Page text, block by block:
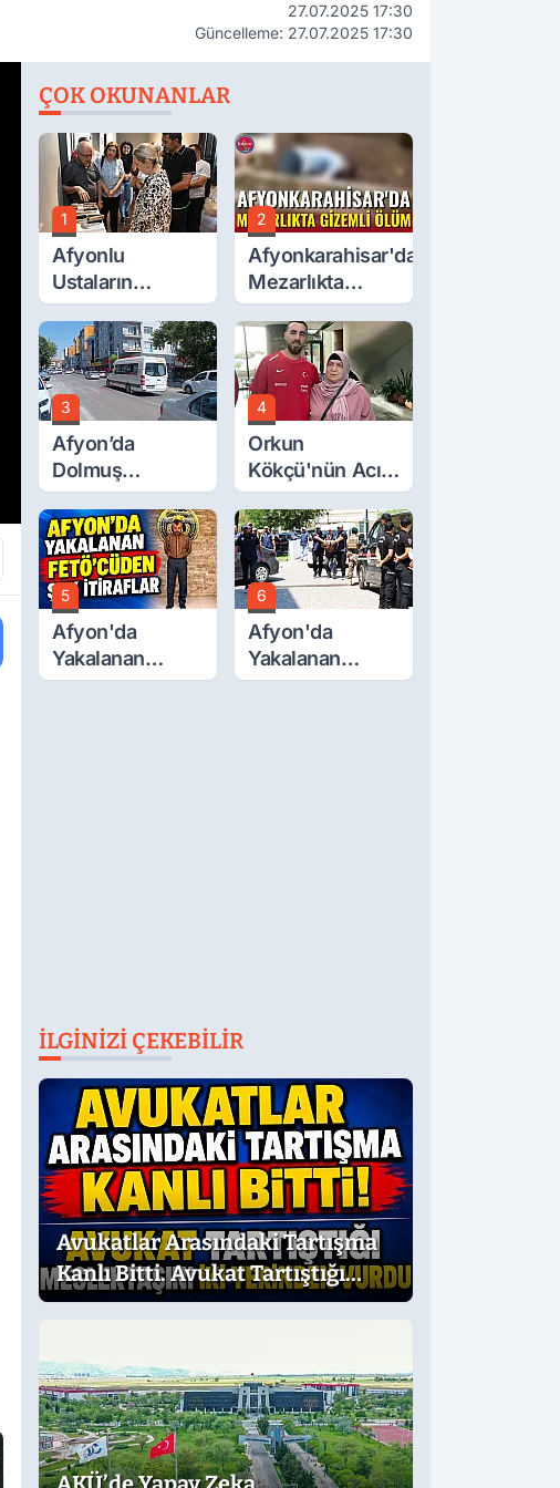
27.07.2025 17:30
Güncelleme: 27.07.2025 17:30
ÇOK OKUNANLAR
1
Afyonlu
Ustaların
Eserleri
Görücüye Çıktı
2
Afyonkarahisar'da
Mezarlıkta
Gizemli Ölüm
3
Afyon’da
Dolmuş
Ücretlerine
Yüzde 40 Zam
Talebi
4
Orkun
Kökçü'nün Acı
Günü... Cenaze
Namazı
Emirdağ'da
5
Afyon'da
Yakalanan
FETÖ'Cüden
6
Afyon'da
Yakalanan
FETÖ'cü
İLGINIZI ÇEKEBILIR
Avukatlar Arasındaki Tartışma
Kanlı Bitti. Avukat Tartıştığı
Meslektaşını İki Yerinden Vurdu